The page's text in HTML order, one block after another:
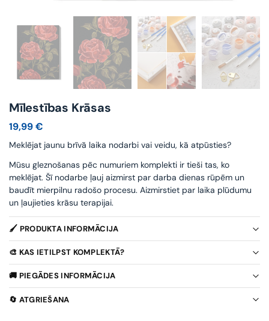
Mīlestības Krāsas
19,99€
Meklējat jaunu brīvā laika nodarbi vai veidu, kā atpūsties?
Mūsu gleznošanas pēc numuriem komplekti ir tieši tas, ko
meklējat. Šī nodarbe ļauj aizmirst par darba dienas rūpēm un
baudīt mierpilnu radošo procesu. Aizmirstiet par laika plūdumu
un ļaujieties krāsu terapijai.
🖌️ PRODUKTA INFORMĀCIJA
🎨 KAS IETILPST KOMPLEKTĀ?
🚚 PIEGĀDES INFORMĀCIJA
🔄 ATGRIEŠANA